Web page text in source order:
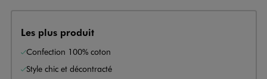
Les plus produit
Confection 100% coton
Style chic et décontracté